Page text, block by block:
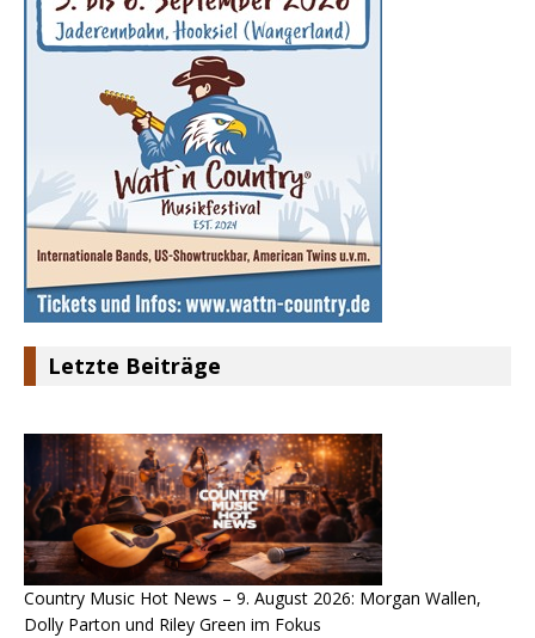
Letzte Beiträge
Country Music Hot News – 9. August 2026: Morgan Wallen,
Dolly Parton und Riley Green im Fokus